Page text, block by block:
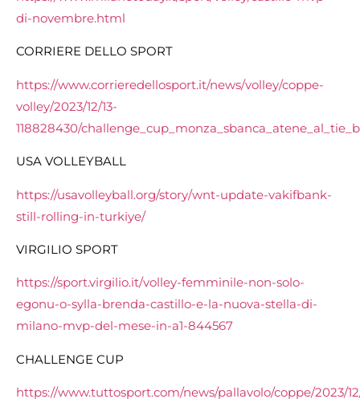
di-novembre.html
CORRIERE DELLO SPORT
https://www.corrieredellosport.it/news/volley/coppe-
volley/2023/12/13-
118828430/
USA VOLLEYBALL
https://usavolleyball.org/story/wnt-update-vakifbank-
still-rolling-in-turkiye/
VIRGILIO SPORT
https://sport.virgilio.it/volley-femminile-non-solo-
egonu-o-sylla-brenda-castillo-e-la-nuova-stella-di-
milano-mvp-del-mese-in-a1-844567
CHALLENGE CUP
https://www.tuttosport.com/news/pallavolo/coppe/2023/